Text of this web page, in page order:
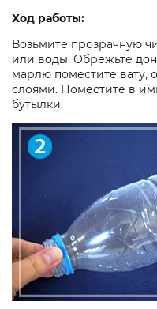
Ход работы:
Возьмите прозрачную
или воды. Обрежьте
марлю поместите вату,
слоями. Поместите в
бутылки.